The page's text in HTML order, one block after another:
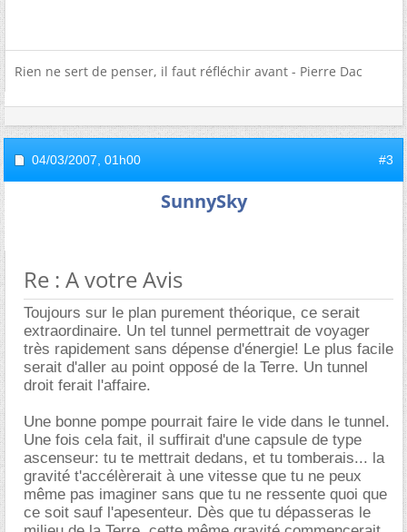
Rien ne sert de penser, il faut réfléchir avant - Pierre Dac
04/03/2007, 01h00 #3
SunnySky
Re : A votre Avis
Toujours sur le plan purement théorique, ce serait
extraordinaire. Un tel tunnel permettrait de voyager
très rapidement sans dépense d'énergie! Le plus facile
serait d'aller au point opposé de la Terre. Un tunnel
droit ferait l'affaire.
Une bonne pompe pourrait faire le vide dans le tunnel.
Une fois cela fait, il suffirait d'une capsule de type
ascenseur: tu te mettrait dedans, et tu tomberais... la
gravité t'accélèrerait à une vitesse que tu ne peux
même pas imaginer sans que tu ne ressente quoi que
ce soit sauf l'apesenteur. Dès que tu dépasseras le